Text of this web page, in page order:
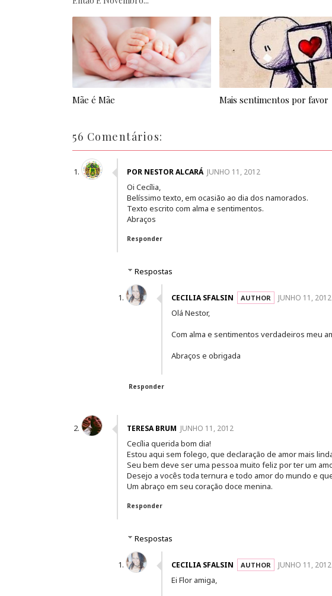
Mãe é Mãe Mais sentimentos por favor
56 Comentários:
POR NESTOR ALCARÁ JUNHO 11, 2012
Oi Cecília,
Belíssimo texto, em ocasião ao dia dos namorados.
Texto escrito com alma e sentimentos.
Abraços
Responder
Respostas
CECILIA SFALSIN JUNHO 11, 2012
Olá Nestor,
Com alma e sentimentos verdadeiros meu
Abraços e obrigada
Responder
TERESA BRUM JUNHO 11, 2012
Cecília querida bom dia!
Estou aqui sem folego, que declaração de amor mais
Seu bem deve ser uma pessoa muito feliz por ter um
Desejo a vocês toda ternura e todo amor do mundo e
Um abraço em seu coração doce menina.
Responder
Respostas
CECILIA SFALSIN JUNHO 11, 2012
Ei Flor amiga,